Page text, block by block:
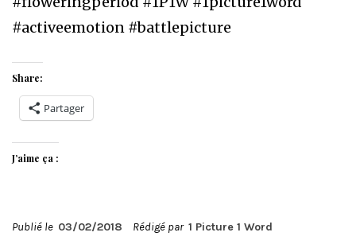
#activeemotion #battlepicture
Share:
Partager
J’aime ça :
Publié le 03/02/2018 Rédigé par 1 Picture 1 Word